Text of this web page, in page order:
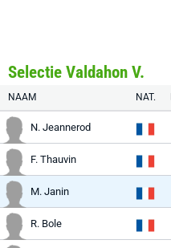
Selectie Valdahon V.
NAAM NAT.
N. Jeannerod
F. Thauvin
M. Janin
R. Bole